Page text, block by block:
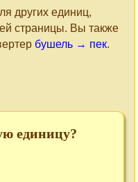
других единиц,
страницы. Вы также
бушель → пек.
единицу?